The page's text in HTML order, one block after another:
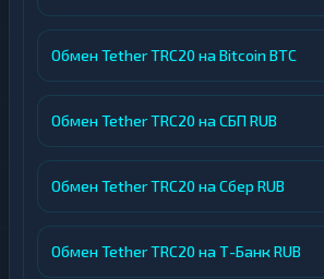
Обмен Tether TRC20 на Bitcoin BTC
Обмен Tether TRC20 на СБП RUB
Обмен Tether TRC20 на Сбер RUB
Обмен Tether TRC20 на Т-Банк RUB